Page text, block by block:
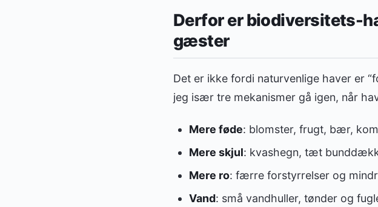
Derfor er biodiversitets-
gæster
Det er ikke fordi naturvenlige haver er
jeg især tre mekanismer gå igen, når
Mere føde: blomster, frugt, bær,
Mere skjul: kvashegn, tæt
Mere ro: færre forstyrrelser og
Vand: små vandhuller, tønder og